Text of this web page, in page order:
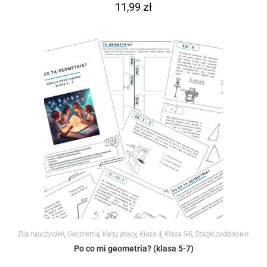
11,99 zł
Dla nauczycieli Geometria Karty pracy, Klasa 4 Klasa 5-6 Stacje zadaniowe
Po co mi geometria? (klasa 5-7)